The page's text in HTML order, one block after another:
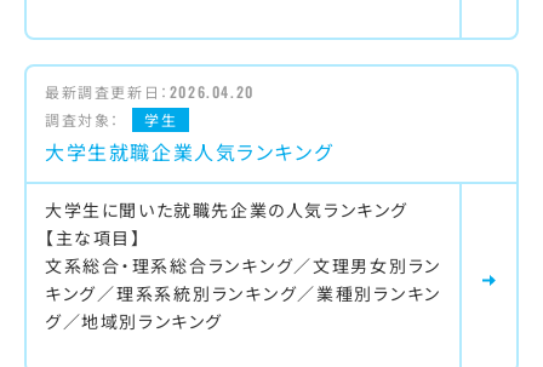
最新調査更新日： 2026.04.20
調査対象：
学生
大学生就職企業人気ランキング
大学生に聞いた就職先企業の人気ランキング
【主な項目】
文系総合・理系総合ランキング／文理男女別ラン
キング／理系系統別ランキング／業種別ランキン
グ／地域別ランキング